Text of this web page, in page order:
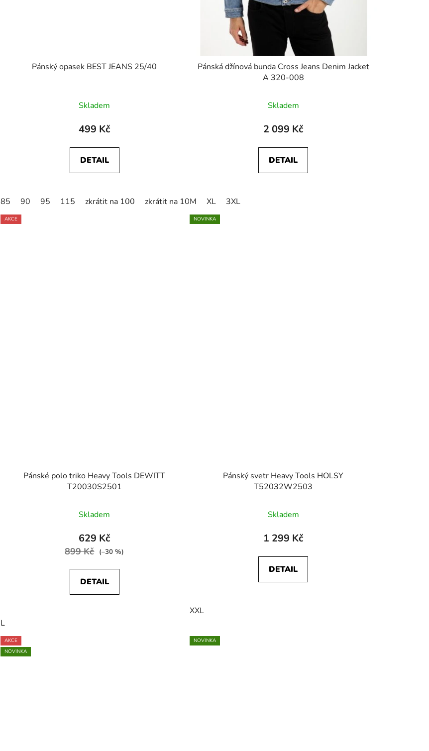
Pánský opasek BEST JEANS 25/40
Skladem
499 Kč
DETAIL
85 90 95 115 zkrátit na 100 zkrátit na 105 zkrátit na 110
Pánská džínová bunda Cross Jeans Denim Jacket
A 320-008
Skladem
2 099 Kč
DETAIL
M XL 3XL
AKCE
Pánské polo triko Heavy Tools DEWITT
T20030S2501
Skladem
629 Kč
899 Kč (–30 %)
DETAIL
L
NOVINKA
Pánský svetr Heavy Tools HOLSY
T52032W2503
Skladem
1 299 Kč
DETAIL
XXL
AKCE
NOVINKA
NOVINKA